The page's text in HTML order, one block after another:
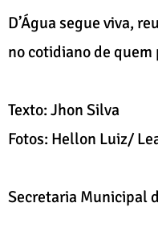
D’Água segue viva,
no cotidiano de quem
Texto: Jhon Silva
Fotos: Hellon Luiz/
Secretaria Municipal